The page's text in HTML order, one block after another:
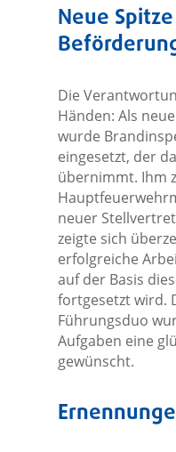
Neue
Die
Händen: Als
wurde
eingesetzt, der
übernimmt. Ihm
neuer
zeigte sich
erfolgreiche
auf der Basis
fortgesetzt wird.
Führungsduo
Aufgaben eine
gewünscht.